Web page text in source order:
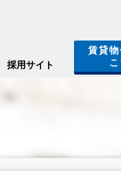
採用サイト
賃貸